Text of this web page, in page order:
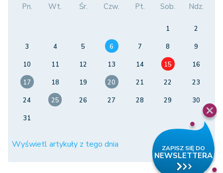
Pn. Wt. Śr. Czw. Pt. Sob. Ndz.
1
2
3
4 5 6 7 8
9
10
11 12 13 14 15
16
17
18 19 20 21 22
23
24
25 26 27 28 29
30
31
Wyświetl artykuły z tego dnia